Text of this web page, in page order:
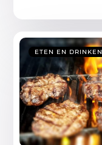
ETEN EN DRINKEN